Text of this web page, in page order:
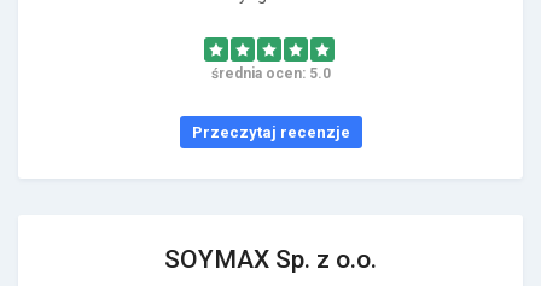
średnia ocen: 5.0
Przeczytaj recenzje
SOYMAX Sp. z o.o.